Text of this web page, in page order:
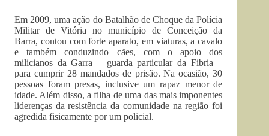
Em 2009, uma ação do Batalhão de Choque da Polícia
Militar de Vitória no município de Conceição da
Barra, contou com forte aparato, em viaturas, a cavalo
e também conduzindo cães, com o apoio dos
milicianos da Garra – guarda particular da Fibria –
para cumprir 28 mandados de prisão. Na ocasião, 30
pessoas foram presas, inclusive um rapaz menor de
idade. Além disso, a filha de uma das mais imponentes
liderenças da resistência da comunidade na região foi
agredida fisicamente por um policial.